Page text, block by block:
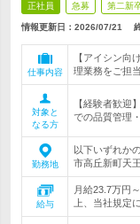
正社員 急募 第二新
情報更新日：2026/07/21
仕事内容
【アイシン向
理業務をご担
対象と
なる方
【経験者歓迎
での品質管理
勤務地
以下いずれか
市高丘新町天
給与
月給23.7万円
上、当社規定